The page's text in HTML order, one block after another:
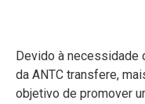
Devido à necessidade
da ANTC transfere,
objetivo de promover